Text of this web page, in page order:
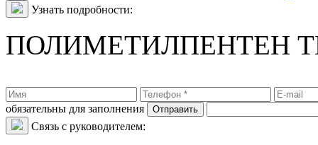
Узнать подробности:
ПОЛИМЕТИЛПЕНТЕН
обязательны для заполнения
Связь с руководителем: